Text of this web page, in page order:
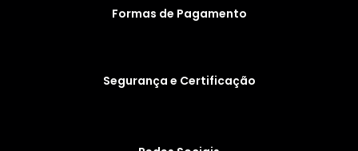
Formas de Pagamento
Segurança e Certificação